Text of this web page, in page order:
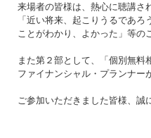
来場者の皆様は、熱心に聴講さ
「近い将来、起こりうるであ
ことがわかり、よかった」等の
また第２部として、「個別無料
ファイナンシャル・プランナー
ご参加いただきました皆様、誠